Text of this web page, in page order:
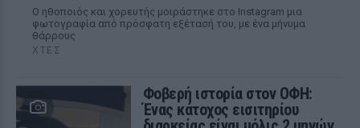
Ο ηθοποιός και χορευτής μοιράστηκε στο Instagram μια
φωτογραφία από πρόσφατη εξέτασή του, με ένα μήνυμα
θάρρους
ΧΤΕΣ
Φοβερή ιστορία στον ΟΦΗ:
Ένας κάτοχος εισιτηρίου